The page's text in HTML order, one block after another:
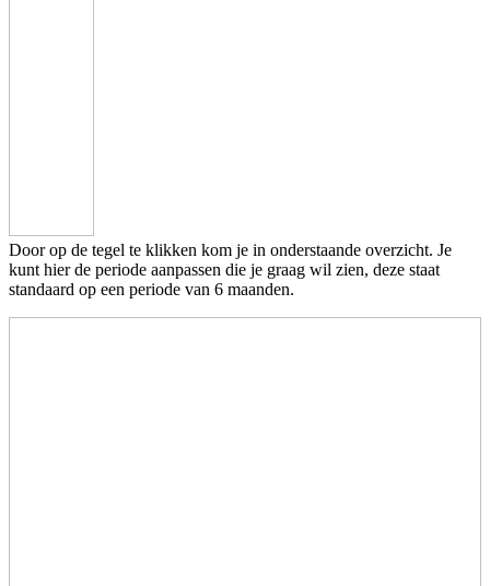
Door op de tegel te klikken kom je in onderstaande overzicht. Je
kunt hier de periode aanpassen die je graag wil zien, deze staat
standaard op een periode van 6 maanden.